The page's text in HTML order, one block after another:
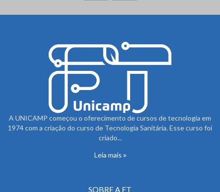
A UNICAMP começou o oferecimento de cursos de tecnologia em
1974 com a criação do curso de Tecnologia Sanitária. Esse curso foi
criado...
Leia mais
SOBRE A FT